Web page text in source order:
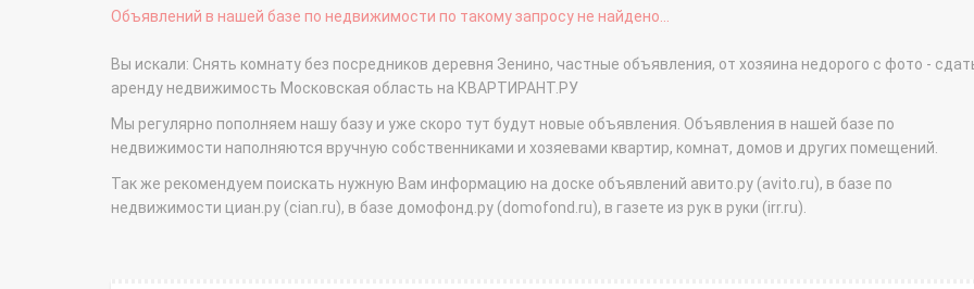
Объявлений в нашей базе по недвижимости по такому запросу не найдено...
Вы искали: Снять комнату без посредников деревня Зенино, частные объявления, от хозяина недорого с фото -
аренду недвижимость Московская область на КВАРТИРАНТ.РУ
Мы регулярно пополняем нашу базу и уже скоро тут будут новые объявления. Объявления в нашей базе по
недвижимости наполняются вручную собственниками и хозяевами квартир, комнат, домов и других помещений.
Так же рекомендуем поискать нужную Вам информацию на доске объявлений авито.ру (avito.ru), в базе по
недвижимости циан.ру (cian.ru), в базе домофонд.ру (domofond.ru), в газете из рук в руки (irr.ru).